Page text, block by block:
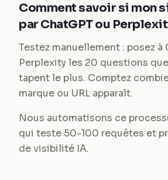
Comment savoir si mon
par ChatGPT ou
Testez manuellement : posez à
Perplexity les 20 questions
tapent le plus. Comptez
marque ou URL apparaît.
Nous automatisons ce
qui teste 50-100 requêtes et
de visibilité IA.